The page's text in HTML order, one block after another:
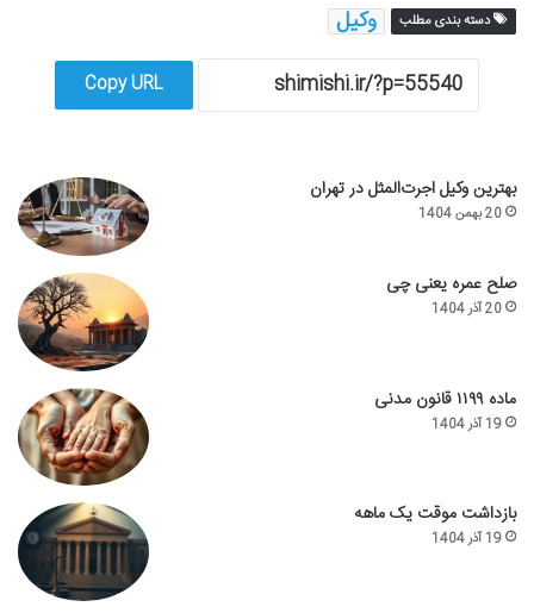
دسته بندی مطلب وکیل
Copy URL
بهترین وکیل اجرت‌المثل در تهران
20 بهمن 1404
صلح عمره یعنی چی
20 آذر 1404
ماده ۱۱۹۹ قانون مدنی
19 آذر 1404
بازداشت موقت یک ماهه
19 آذر 1404